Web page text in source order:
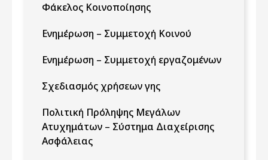
Φάκελος Κοινοποίησης
Ενημέρωση – Συμμετοχή Κοινού
Ενημέρωση – Συμμετοχή εργαζομένων
Σχεδιασμός χρήσεων γης
Πολιτική Πρόληψης Μεγάλων
Ατυχημάτων – Σύστημα Διαχείρισης
Ασφάλειας